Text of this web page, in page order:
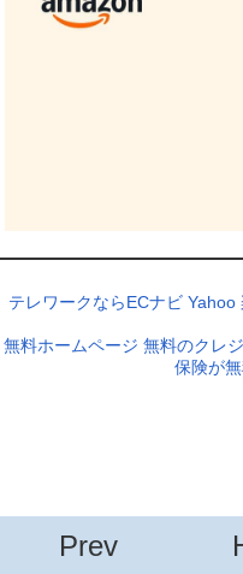
Prev
テレワークならECナビ Yahoo
無料ホームページ 無料のクレ
保険が無